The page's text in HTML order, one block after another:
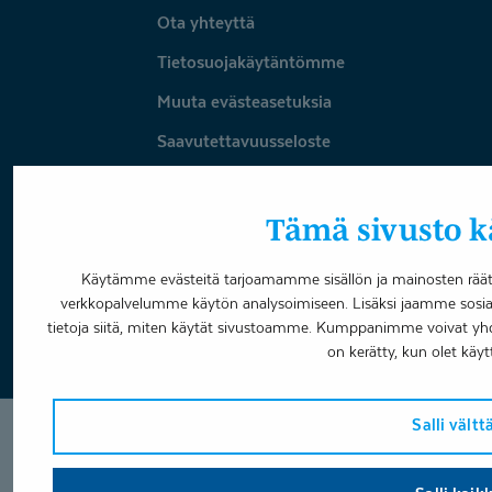
Tämä sivusto
Käytämme evästeitä tarjoamamme sisällön ja mainosten
verkkopalvelumme käytön analysoimiseen. Lisäksi jaamme
tietoja siitä, miten käytät sivustoamme. Kumppanimme voivat
on kerätty, kun olet
Salli
Ota yhteyttä
Tietosuojakäytäntömme
Muuta evästeasetuksia
Saavutettavuusseloste
Varaa aika
FacebookLinkedInYoutubeInstagram